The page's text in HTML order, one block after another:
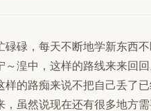
碌碌，每天不断地学新东西
～湟中，这样的路线来来回
样的路痴来说不把自己丢了
，虽然说现在还有很多地方